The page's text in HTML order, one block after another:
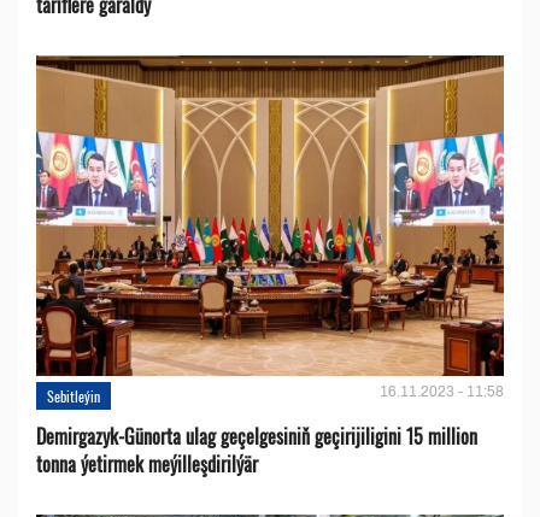
Sebitleýin 16.11.2023 - 11:58
Demirgazyk-Günorta ulag geçelgesiniň geçirijiligini 15 million
tonna ýetirmek meýilleşdirilýär